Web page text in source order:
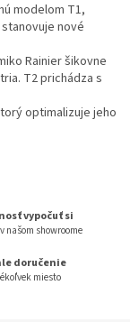
modelom T1,
nové
Rainier šikovne
T2 prichádza s
optimalizuje jeho
vypočuť si
našom showroome
doručenie
miesto